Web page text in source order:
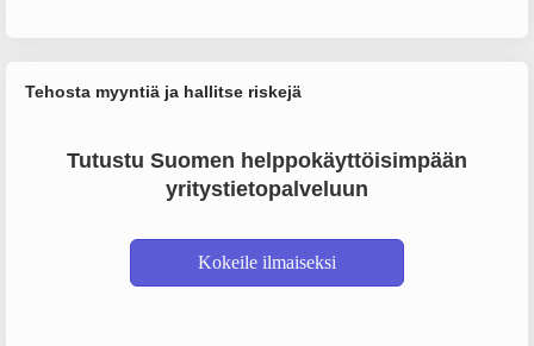
Tehosta myyntiä ja hallitse riskejä
Tutustu Suomen helppokäyttöisimpään
yritystietopalveluun
Kokeile ilmaiseksi